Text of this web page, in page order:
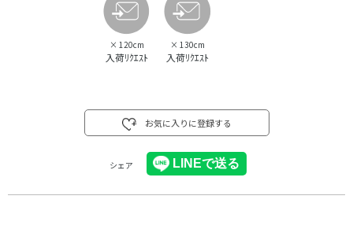
× 120cm
入荷ﾘｸｴｽﾄ
× 130cm
入荷ﾘｸｴｽﾄ
お気に入りに登録する
シェア